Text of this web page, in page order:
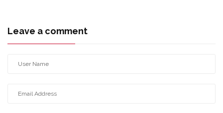
Leave a comment